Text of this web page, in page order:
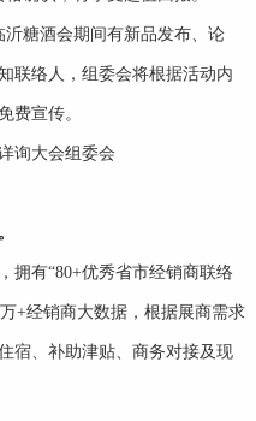
沂糖酒会期间有新品发布、论
联络人，组委会将根据活动内
费宣传。
询大会组委会
拥有“80+优秀省市经销商联络
+经销商大数据，根据展商需求
宿、补助津贴、商务对接及现